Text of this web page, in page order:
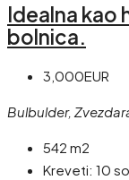
Idealna kao
bolnica.
3,000EUR
Bulbulder,
542 m2
Kreveti: 10